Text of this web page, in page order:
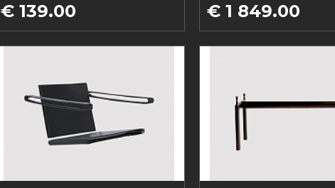
€ 139.00 € 1 849.00